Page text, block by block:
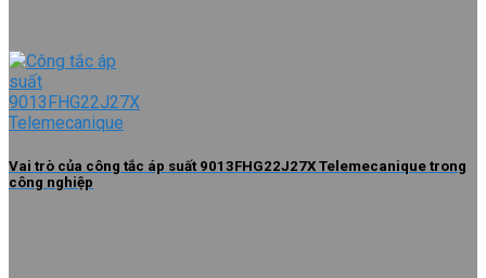
Vai trò của công tắc áp suất 9013FHG22J27X Telemecanique trong
công nghiệp